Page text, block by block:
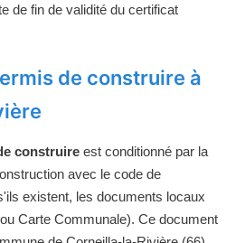
de fin de validité du certificat
de construire à
construire est conditionné par la
avec le code de
existent, les documents locaux
Carte Communale). Ce document